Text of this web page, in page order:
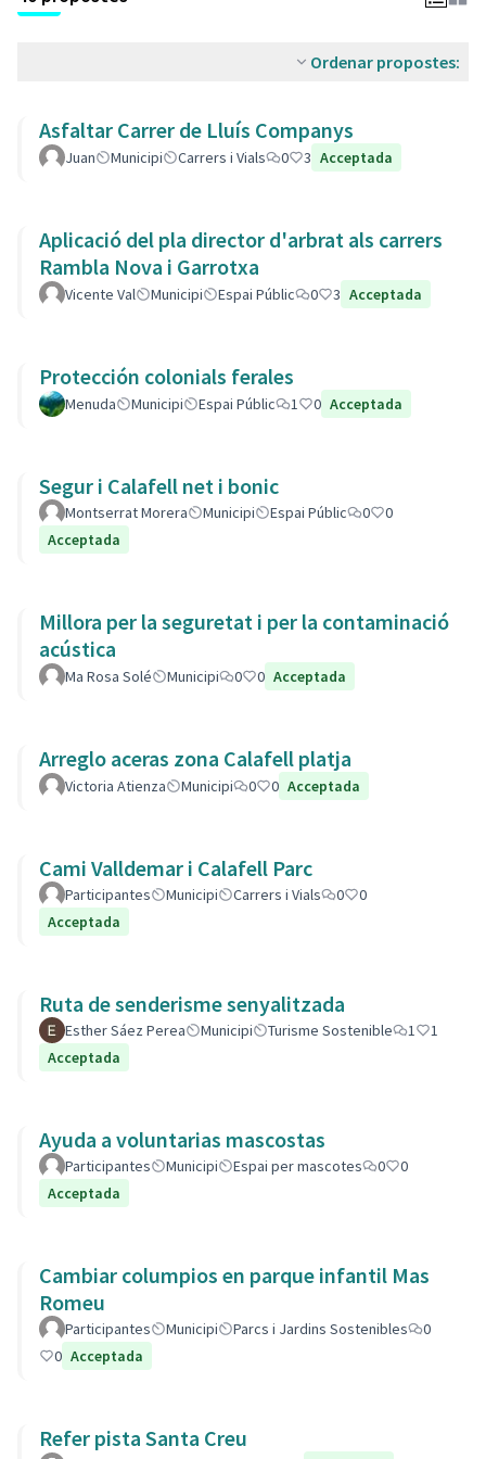
Ordenar propostes:
Asfaltar Carrer de Lluís Companys
Juan Municipi Carrers i Vials 0 3 Acceptada
Aplicació del pla director d'arbrat als carrers
Rambla Nova i Garrotxa
Vicente Val Municipi Espai Públic 0 3 Acceptada
Protección colonials ferales
Menuda Municipi Espai Públic 1 0 Acceptada
Segur i Calafell net i bonic
Montserrat Morera Municipi Espai Públic 0
0
Acceptada
Millora per la seguretat i per la contaminació
acústica
Ma Rosa Solé Municipi 0 0 Acceptada
Arreglo aceras zona Calafell platja
Victoria Atienza Municipi 0 0 Acceptada
Cami Valldemar i Calafell Parc
Participantes Municipi Carrers i Vials 0
0
Acceptada
Ruta de senderisme senyalitzada
Esther Sáez Perea Municipi Turisme Sostenible 1
1
Acceptada
Ayuda a voluntarias mascostas
Participantes Municipi Espai per mascotes 0
0
Acceptada
Cambiar columpios en parque infantil Mas
Romeu
Participantes Municipi Parcs i Jardins Sostenibles
0
0 Acceptada
Refer pista Santa Creu